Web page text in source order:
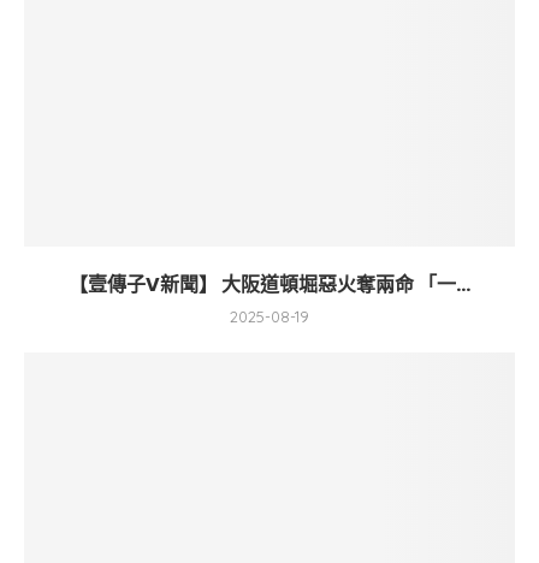
【壹傳子V新聞】 大阪道頓堀惡火奪兩命 「一...
2025-08-19